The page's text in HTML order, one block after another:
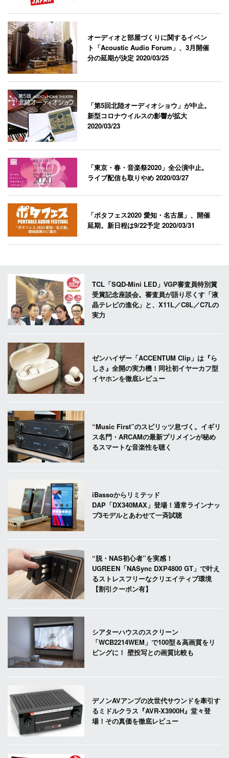
オーディオと部屋づくりに関するイベン
ト「Acoustic Audio Forum」、3月開催
分の延期が決定2020/03/25
「第5回北陸オーディオショウ」が中止。
新型コロナウイルスの影響が拡大
2020/03/23
「東京・春・音楽祭2020」全公演中止。
ライブ配信も取りやめ2020/03/27
「ポタフェス2020 愛知・名古屋」、開催
延期。新日程は9/22予定2020/03/31
TCL「SQD-Mini LED」VGP審査員特別賞
受賞記念座談会。審査員が語り尽くす「液
晶テレビの進化」と、X11L／C8L／C7Lの
実力
ゼンハイザー「ACCENTUM Clip」は『ら
しさ』全開の実力機！同社初イヤーカフ型
イヤホンを徹底レビュー
“Music First”のスピリッツ息づく。イギリ
ス名門・ARCAMの最新プリメインが秘め
るスマートな音楽性を聴く
iBassoからリミテッド
DAP「DX340MAX」登場！通常ラインナッ
プ3モデルとあわせて一斉試聴
“脱・NAS初心者”を実感！
UGREEN「NASync DXP4800 GT」で叶え
るストレスフリーなクリエイティブ環境
【割引クーポン有】
シアターハウスのスクリーン
「WCB2214WEM」で100型＆高画質をリ
ビングに！ 壁投写との画質比較も
デノンAVアンプの次世代サウンドを牽引す
るミドルクラス『AVR-X3900H』堂々登
場！その真価を徹底レビュー